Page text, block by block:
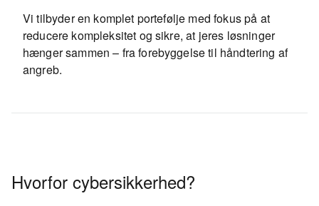
Vi kombinerer avanceret teknologi, automatiseret
detektion og dyb ekspertise, så sikkerheden udvikler
sig i takt med trusselsbilledet.
Med adgang til data fra over 50 % af dansk
netværkstrafik kan vi identificere nye trusler tidligt og
udvide beskyttelsen, før de udvikler sig til kritiske
hændelser.
Vi tilbyder en komplet portefølje med fokus på at
reducere kompleksitet og sikre, at jeres løsninger
hænger sammen – fra forebyggelse til håndtering af
angreb.
Hvorfor cybersikkerhed?